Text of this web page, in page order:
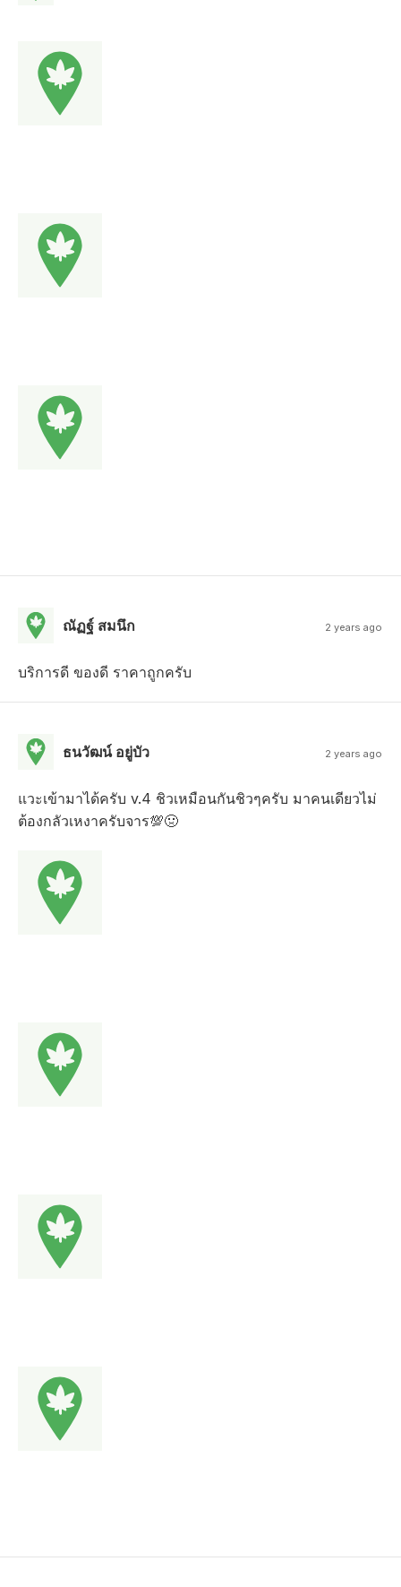
ณัฏฐ์ สมนึก 2 years ago
บริการดี ของดี ราคาถูกครับ
ธนวัฒน์ อยู่บัว 2 years ago
แวะเข้ามาได้ครับ v.4 ชิวเหมือนกันชิวๆครับ มาคนเดียวไม่
ต้องกลัวเหงาครับจาร💯🤢